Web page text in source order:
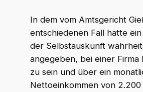
In dem vom Amtsgericht
entschiedenen Fall hatte
der Selbstauskunft
angegeben, bei einer Firma
zu sein und über ein
Nettoeinkommen von 2.200